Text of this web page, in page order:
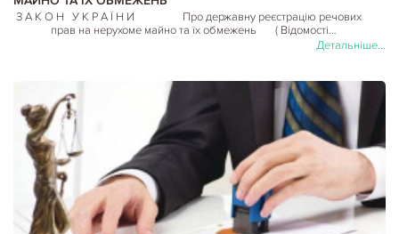
З А К О Н У К Р А Ї Н И Про державну реєстрацію речових
прав на нерухоме майно та їх обмежень ( Відомості…
Детальніше...